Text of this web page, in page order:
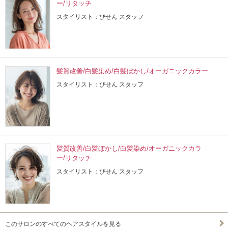
ー/リタッチ
スタイリスト：びせん スタッフ
髪質改善/白髪染め/白髪ぼかし/オーガニックカラー
スタイリスト：びせん スタッフ
髪質改善/白髪ぼかし/白髪染め/オーガニックカラ
ー/リタッチ
スタイリスト：びせん スタッフ
このサロンのすべてのヘアスタイルを見る